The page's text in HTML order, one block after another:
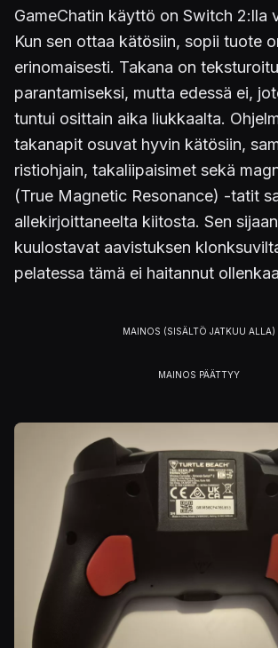
GameChatin käyttö on Switch 2:lla
Kun sen ottaa kätösiin, sopii tuote
erinomaisesti. Takana on
parantamiseksi, mutta edessä ei,
tuntui osittain aika liukkaalta.
takanapit osuvat hyvin kätösiin,
ristiohjain, takaliipaisimet sekä
(True Magnetic Resonance) -tatit
allekirjoittaneelta kiitosta. Sen
kuulostavat aavistuksen
pelatessa tämä ei haitannut
Kuva